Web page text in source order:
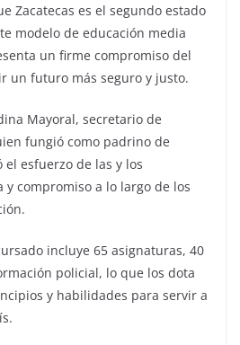
Zacatecas es el segundo estado
modelo de educación media
un firme compromiso del
un futuro más seguro y justo.
Mayoral, secretario de
fungió como padrino de
esfuerzo de las y los
y compromiso a lo largo de los
incluye 65 asignaturas, 40
policial, lo que los dota
y habilidades para servir a